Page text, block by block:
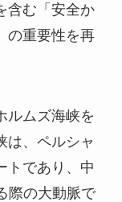
含む「安全か
の重要性を再
ルムズ海峡を
は、ペルシャ
トであり、中
際の大動脈で